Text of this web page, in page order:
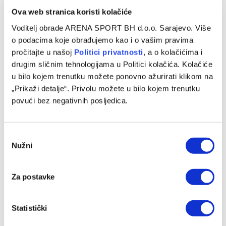
Ova web stranica koristi kolačiće
Voditelj obrade ARENA SPORT BH d.o.o. Sarajevo. Više
o podacima koje obrađujemo kao i o vašim pravima
pročitajte u našoj Politici privatnosti, a o kolačićima i
drugim sličnim tehnologijama u Politici kolačića. Kolačiće
u bilo kojem trenutku možete ponovno ažurirati klikom na
„Prikaži detalje“. Privolu možete u bilo kojem trenutku
povući bez negativnih posljedica.
Selection
Nužni
Za postavke
Statistički
KOŠARKA
Vučević debitovao za Boston, skroman učinak
Garze
07/02/2026
Boston je sinoć u svom TD Gardenu savladao Miami nakon
tijesne završnice meča, 98:96. Pobjednički sastav
predvodili su Jaylen Brown…